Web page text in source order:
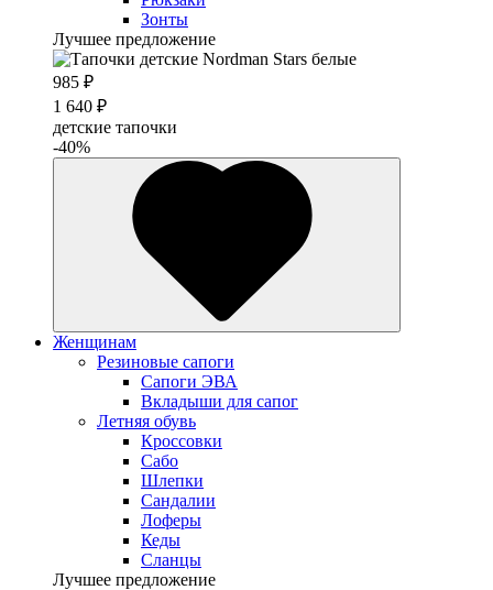
Зонты
Лучшее предложение
985 ₽
1 640 ₽
детские тапочки
-40%
Женщинам
Резиновые сапоги
Cапоги ЭВА
Вкладыши для сапог
Летняя обувь
Кроссовки
Сабо
Шлепки
Сандалии
Лоферы
Кеды
Сланцы
Лучшее предложение